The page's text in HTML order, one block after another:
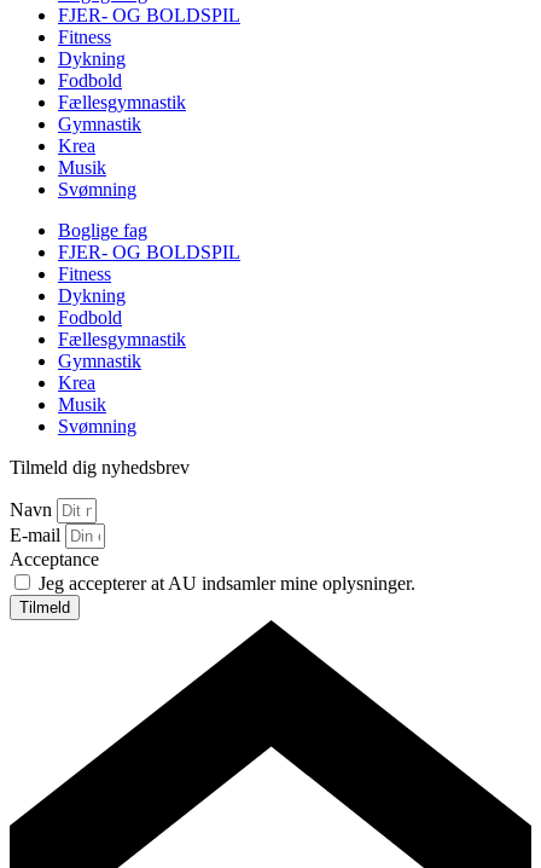
FJER- OG BOLDSPIL
Fitness
Dykning
Fodbold
Fællesgymnastik
Gymnastik
Krea
Musik
Svømning
Boglige fag
FJER- OG BOLDSPIL
Fitness
Dykning
Fodbold
Fællesgymnastik
Gymnastik
Krea
Musik
Svømning
Tilmeld dig nyhedsbrev
Navn
E-mail
Acceptance
Jeg accepterer at AU indsamler mine oplysninger.
Tilmeld